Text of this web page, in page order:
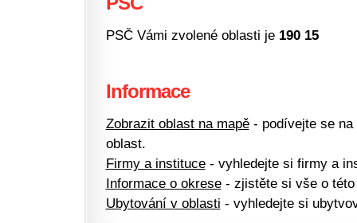
PSČ Vámi zvolené oblasti je 190 15
Informace
Zobrazit oblast na mapě- podívejte se na
oblast.
Firmy a instituce- vyhledejte si firmy a
Informace o okrese- zjistěte si vše o této
Ubytování v oblasti - vyhledejte si